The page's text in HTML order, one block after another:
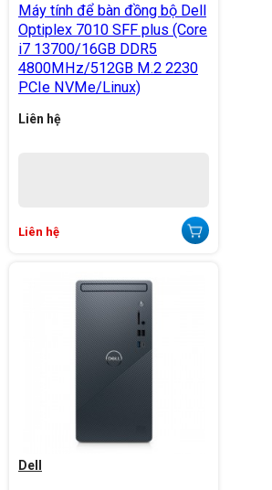
Máy tính để bàn đồng bộ Dell
Optiplex 7010 SFF plus (Core
i7 13700/16GB DDR5
4800MHz/512GB M.2 2230
PCIe NVMe/Linux)
Liên hệ
Liên hệ
Dell